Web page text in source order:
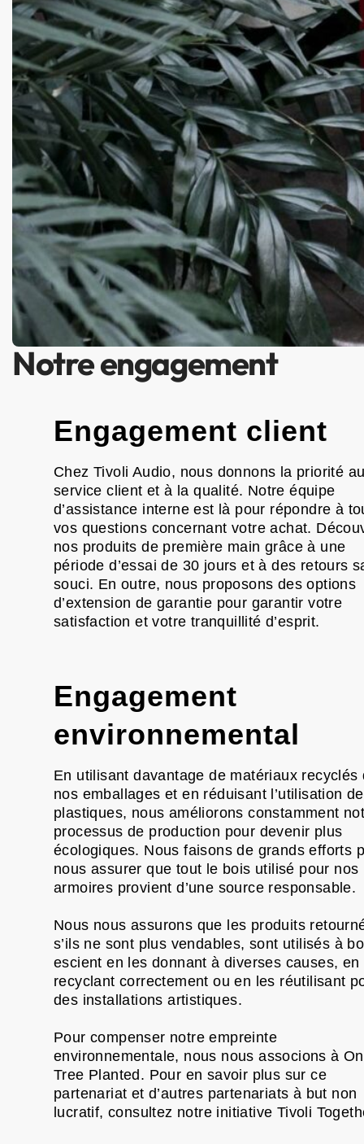
Notre engagement
Engagement client
Chez Tivoli Audio, nous donnons la priorité
service client et à la qualité. Notre équipe
d’assistance interne est là pour répondre à
vos questions concernant votre achat.
nos produits de première main grâce à une
période d’essai de 30 jours et à des retours
souci. En outre, nous proposons des options
d’extension de garantie pour garantir votre
satisfaction et votre tranquillité d’esprit.
Engagement
environnemental
En utilisant davantage de matériaux recyclés
nos emballages et en réduisant l’utilisation
plastiques, nous améliorons constamment
processus de production pour devenir plus
écologiques. Nous faisons de grands efforts
nous assurer que tout le bois utilisé pour nos
armoires provient d’une source responsable.
Nous nous assurons que les produits
s’ils ne sont plus vendables, sont utilisés à
escient en les donnant à diverses causes, en
recyclant correctement ou en les réutilisant
des installations artistiques.
Pour compenser notre empreinte
environnementale, nous nous associons à
Tree Planted. Pour en savoir plus sur ce
partenariat et d’autres partenariats à but non
lucratif, consultez notre initiative Tivoli